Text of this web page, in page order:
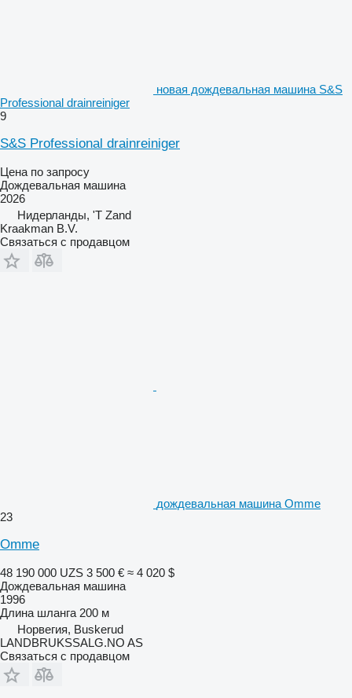
новая дождевальная машина S&S
Professional drainreiniger
9
S&S Professional drainreiniger
Цена по запросу
Дождевальная машина
2026
Нидерланды, 'T Zand
Kraakman B.V.
Связаться с продавцом
дождевальная машина Omme
23
Omme
48 190 000 UZS 3 500 € ≈ 4 020 $
Дождевальная машина
1996
Длина шланга 200 м
Норвегия, Buskerud
LANDBRUKSSALG.NO AS
Связаться с продавцом